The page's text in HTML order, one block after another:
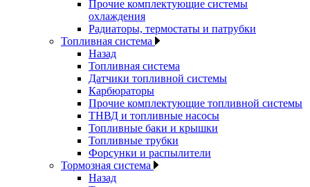
Прочие комплектующие системы
охлаждения
Радиаторы, термостаты и патрубки
Топливная система
Назад
Топливная система
Датчики топливной системы
Карбюраторы
Прочие комплектующие топливной системы
ТНВД и топливные насосы
Топливные баки и крышки
Топливные трубки
Форсунки и распылители
Тормозная система
Назад